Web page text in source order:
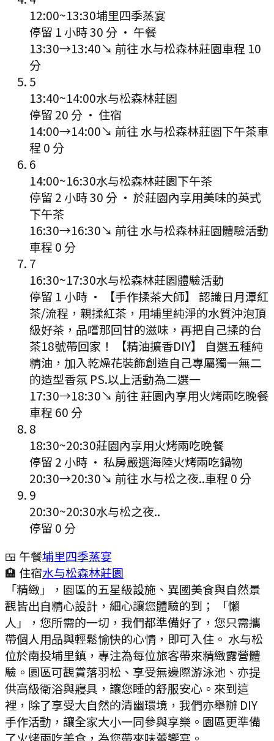
12:00~13:30埔里四季蒸宴
停留 1 小時 30 分 · 午餐
13:30→13:40↘ 前往 水与松森林莊園車程 10
分
5
13:40~14:00水与松森林莊園
停留 20 分 · 住宿
14:00→14:00↘ 前往 水与松森林莊園下午茶車
程 0 分
6
14:00~16:30水与松森林莊園下午茶
停留 2 小時 30 分 · 於莊園內享用美味的英式
下午茶
16:30→16:30↘ 前往 水与松森林莊園體驗活動
車程 0 分
7
16:30~17:30水与松森林莊園體驗活動
停留 1 小時 ·
【手作揉茶大師】 認識日月潭紅
茶/流程，親揉紅茶，用埔里純淨的水質沖泡頂
級好茶，品嚐那回甘的滋味，再把自己揉的台
茶18號帶回家！ 【精油擴香DIY】 自選五種純
精油，加入乾燥花裝飾創造自己專屬獨一無二
的造型香氛 PS.以上活動為二選一
17:30→18:30↘ 前往 莊園內享用火烤兩吃晚餐
車程 60 分
8
18:30~20:30莊園內享用火烤兩吃晚餐
停留 2 小時 · 私房嚴選海陸火烤兩吃鍋物
20:30→20:30↘ 前往 水与松之夜..車程 0 分
9
20:30~20:30水与松之夜..
停留 0 分
🍱 午餐埔里四季蒸宴
🏨 住宿水与松森林莊園
「精緻」，園區的五星級設施、異國美食與自然景
觀皆出自精心設計，細心讓您體驗的到； 「懶
人」，您所需的一切，我們都準備好了，您只需攜
帶個人用品與輕鬆愉快的心情，即可入住。 水与松
位於南投埔里鎮，專注為每位旅客帶來精緻露營體
驗。園區可觀賞落羽松、享受無邊際游泳池、亦提
供高級衛浴與寢具，讓您睡的舒服安心。來到這
裡，除了享受大自然的清幽環境，我們亦舉辦 DIY
手作活動，讓全家大小一同參與享樂。園區更準備
了火烤兩吃美食，為您帶來味蕾饗宴。